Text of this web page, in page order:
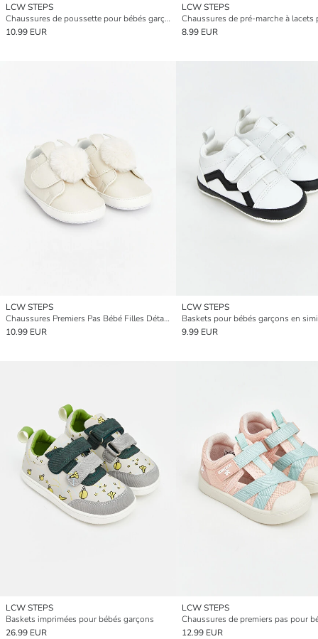
LCW STEPS
Chaussures de poussette pour bébés garçons
10.99 EUR
LCW STEPS
8.99 EUR
LCW STEPS
Chaussures Premiers Pas Bébé Filles Détail Pompon
10.99 EUR
LCW STEPS
Baskets pour bébés garçons en
9.99 EUR
LCW STEPS
Baskets imprimées pour bébés garçons
26.99 EUR
LCW STEPS
Chaussures de premiers pas pour
12.99 EUR